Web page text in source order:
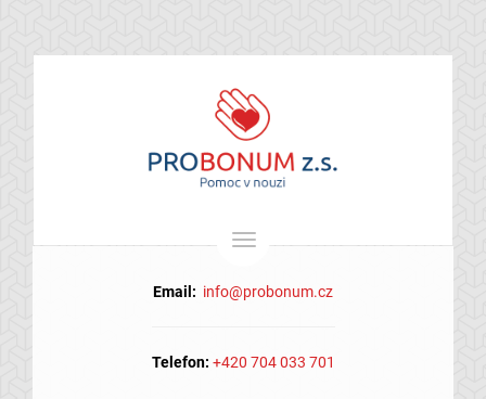
Menu
Email: info@probonum.cz
Telefon: +420 704 033 701